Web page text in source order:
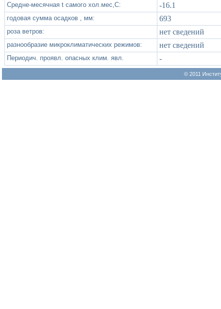
Средне-месячная t самого хол.мес,С: -16.1
годовая сумма осадков , мм: 693
роза ветров: нет сведений
разнообразие микроклиматических режимов: нет сведений
Периодич. проявл. опасных клим. явл. -
© 2011